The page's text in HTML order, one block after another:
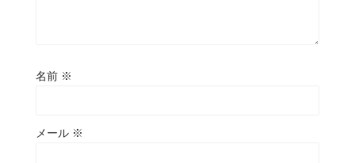
名前 ※
メール ※